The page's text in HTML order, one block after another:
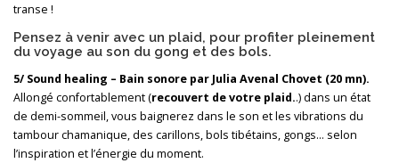
transe !
Pensez à venir avec un plaid, pour profiter pleinement
du voyage au son du gong et des bols.
5/ Sound healing – Bain sonore par Julia Avenal Chovet (20 mn).
Allongé confortablement (recouvert de votre plaid..) dans un état
de demi-sommeil, vous baignerez dans le son et les vibrations du
tambour chamanique, des carillons, bols tibétains, gongs… selon
l’inspiration et l’énergie du moment.